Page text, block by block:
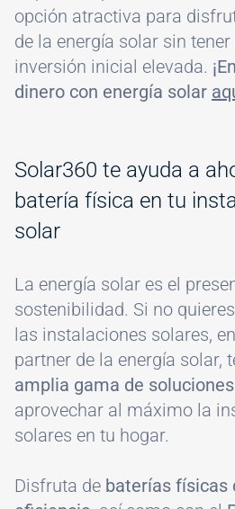
opción atractiva para
de la energía solar sin
inversión inicial elevada.
dinero con energía solar
Solar360 te ayuda a
batería física en tu
solar
La energía solar es el
sostenibilidad. Si no
las instalaciones solares, en
partner de la energía solar,
amplia gama de soluciones
aprovechar al máximo la
solares en tu hogar.
Disfruta de baterías físicas